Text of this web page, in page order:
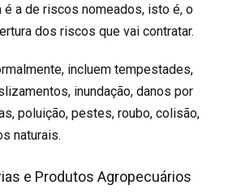
é a de riscos nomeados, isto é, o
dos riscos que vai contratar.
incluem tempestades,
inundação, danos por
poluição, pestes, roubo, colisão,
naturais.
e Produtos Agropecuários